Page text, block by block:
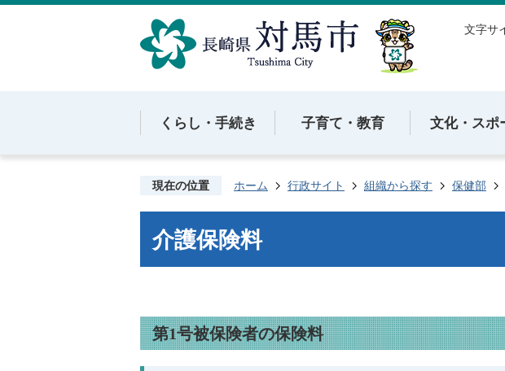
文字サ
くらし・手続き 子育て・教育 文化・スポ
現在の位置 ホーム 行政サイト 組織から探す 保健部
介護保険料
第1号被保険者の保険料